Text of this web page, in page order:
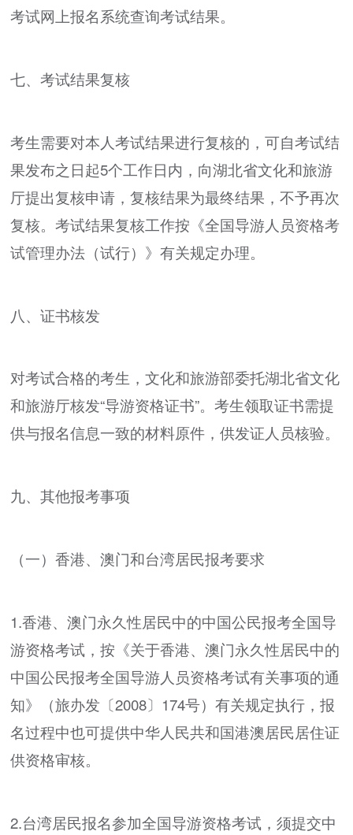
考试网上报名系统查询考试结果。
七、考试结果复核
考生需要对本人考试结果进行复核的，可自考试结
果发布之日起5个工作日内，向湖北省文化和旅游
厅提出复核申请，复核结果为最终结果，不予再次
复核。考试结果复核工作按《全国导游人员资格考
试管理办法（试行）》有关规定办理。
八、证书核发
对考试合格的考生，文化和旅游部委托湖北省文化
和旅游厅核发“导游资格证书”。考生领取证书需提
供与报名信息一致的材料原件，供发证人员核验。
九、其他报考事项
（一）香港、澳门和台湾居民报考要求
1.香港、澳门永久性居民中的中国公民报考全国导
游资格考试，按《关于香港、澳门永久性居民中的
中国公民报考全国导游人员资格考试有关事项的通
知》（旅办发〔2008〕174号）有关规定执行，报
名过程中也可提供中华人民共和国港澳居民居住证
供资格审核。
2.台湾居民报名参加全国导游资格考试，须提交中